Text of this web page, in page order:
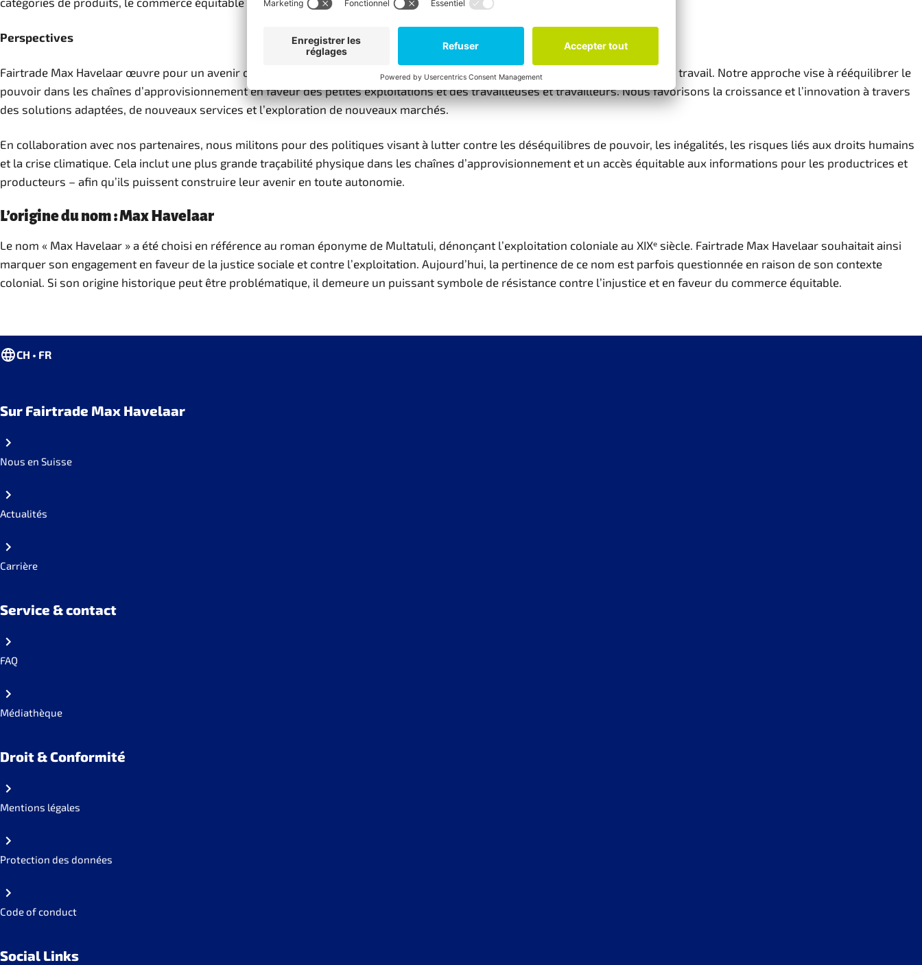
Perspectives
Fairtrade Max Havelaar œuvre pour un avenir où les productrices et producteurs du Sud global peuvent vivre dignement de leur travail. Notre approche vise à rééquilibrer le
pouvoir dans les chaînes d’approvisionnement en faveur des petites exploitations et des travailleuses et travailleurs. Nous favorisons la croissance et l’innovation à travers
des solutions adaptées, de nouveaux services et l’exploration de nouveaux marchés.
En collaboration avec nos partenaires, nous militons pour des politiques visant à lutter contre les déséquilibres de pouvoir, les inégalités, les risques liés aux droits humains
et la crise climatique. Cela inclut une plus grande traçabilité physique dans les chaînes d’approvisionnement et un accès équitable aux informations pour les productrices et
producteurs – afin qu’ils puissent construire leur avenir en toute autonomie.
L’origine du nom : Max Havelaar
Le nom « Max Havelaar » a été choisi en référence au roman éponyme de Multatuli, dénonçant l’exploitation coloniale au XIXᵉ siècle. Fairtrade Max Havelaar souhaitait ainsi
marquer son engagement en faveur de la justice sociale et contre l’exploitation. Aujourd’hui, la pertinence de ce nom est parfois questionnée en raison de son contexte
colonial. Si son origine historique peut être problématique, il demeure un puissant symbole de résistance contre l’injustice et en faveur du commerce équitable.
CH • FR
Sur Fairtrade Max Havelaar
Nous en Suisse
Actualités
Carrière
Service & contact
FAQ
Médiathèque
Droit & Conformité
Mentions légales
Protection des données
Code of conduct
Social Links